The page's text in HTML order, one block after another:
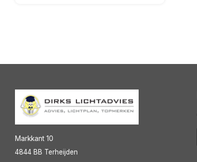
Markkant 10
4844 BB Terheijden